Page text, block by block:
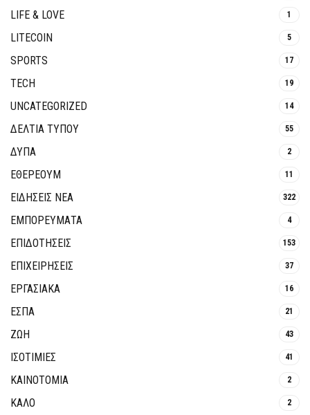
LIFE & LOVE 1
LITECOIN 5
SPORTS 17
TECH 19
UNCATEGORIZED 14
ΔΕΛΤΙΑ ΤΥΠΟΥ 55
ΔΥΠΑ 2
ΕΘΈΡΕΟΥΜ 11
ΕΙΔΗΣΕΙΣ ΝΕΑ 322
ΕΜΠΟΡΕΥΜΑΤΑ 4
ΕΠΙΔΟΤΗΣΕΙΣ 153
ΕΠΙΧΕΙΡΗΣΕΙΣ 37
ΕΡΓΑΣΙΑΚΑ 16
ΕΣΠΑ 21
ΖΩΗ 43
ΙΣΟΤΙΜΙΕΣ 41
ΚΑΙΝΟΤΟΜΊΑ 2
ΚΑΛΟ 2